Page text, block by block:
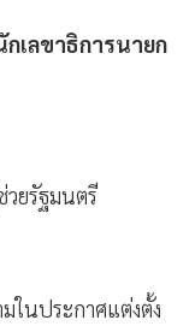
กเลขาธิการนายก
วยรัฐมนตรี
ในประกาศแต่งตั้ง